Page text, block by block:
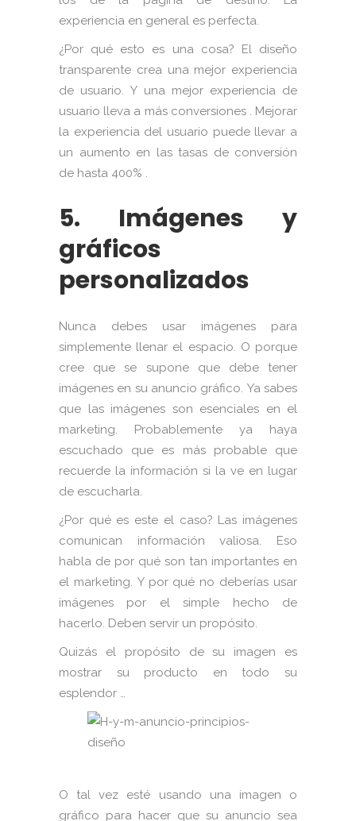
experiencia en general es perfecta.
¿Por qué esto es una cosa? El diseño
transparente crea una mejor experiencia
de usuario. Y una mejor experiencia de
usuario lleva a más conversiones . Mejorar
la experiencia del usuario puede llevar a
un aumento en las tasas de conversión
de hasta 400% .
5. Imágenes y
gráficos
personalizados
Nunca debes usar imágenes para
simplemente llenar el espacio. O porque
cree que se supone que debe tener
imágenes en su anuncio gráfico. Ya sabes
que las imágenes son esenciales en el
marketing. Probablemente ya haya
escuchado que es más probable que
recuerde la información si la ve en lugar
de escucharla.
¿Por qué es este el caso? Las imágenes
comunican información valiosa. Eso
habla de por qué son tan importantes en
el marketing. Y por qué no deberías usar
imágenes por el simple hecho de
hacerlo. Deben servir un propósito.
Quizás el propósito de su imagen es
mostrar su producto en todo su
esplendor …
O tal vez esté usando una imagen o
gráfico para hacer que su anuncio sea